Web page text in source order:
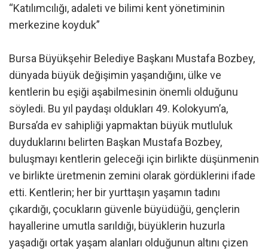
“Katılımcılığı, adaleti ve bilimi kent yönetiminin
merkezine koyduk”
Bursa Büyükşehir Belediye Başkanı Mustafa Bozbey,
dünyada büyük değişimin yaşandığını, ülke ve
kentlerin bu eşiği aşabilmesinin önemli olduğunu
söyledi. Bu yıl paydaşı oldukları 49. Kolokyum’a,
Bursa’da ev sahipliği yapmaktan büyük mutluluk
duyduklarını belirten Başkan Mustafa Bozbey,
buluşmayı kentlerin geleceği için birlikte düşünmenin
ve birlikte üretmenin zemini olarak gördüklerini ifade
etti. Kentlerin; her bir yurttaşın yaşamın tadını
çıkardığı, çocukların güvenle büyüdüğü, gençlerin
hayallerine umutla sarıldığı, büyüklerin huzurla
yaşadığı ortak yaşam alanları olduğunun altını çizen